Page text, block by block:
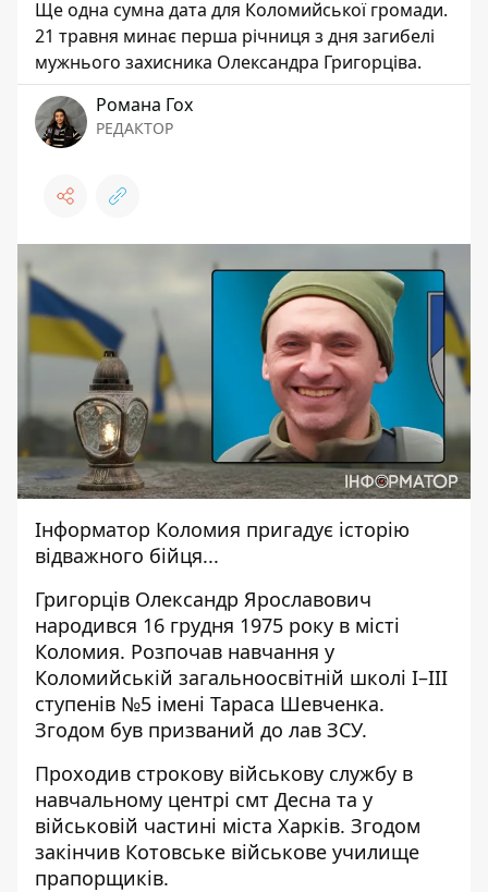
Ще одна сумна дата для Коломийської громади.
21 травня минає перша річниця з дня загибелі
мужнього захисника Олександра Григорціва.
Романа Гох
РЕДАКТОР
Інформатор Коломия пригадує історію
відважного бійця...
Григорців Олександр Ярославович
народився 16 грудня 1975 року в місті
Коломия. Розпочав навчання у
Коломийській загальноосвітній школі I–III
ступенів №5 імені Тараса Шевченка.
Згодом був призваний до лав ЗСУ.
Проходив строкову військову службу в
навчальному центрі смт Десна та у
військовій частині міста Харків. Згодом
закінчив Котовське військове училище
прапорщиків.